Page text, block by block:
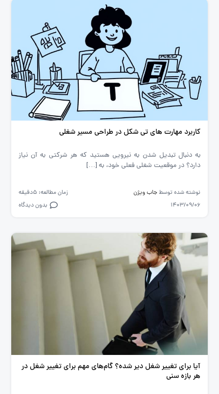
کاربرد مهارت های تی شکل در طراحی مسیر شغلی
به دنبال تبدیل شدن به نیرویی هستید که هر شرکتی به آن نیاز
دارد؟ در موقعیت شغلی فعلی خود، به […]
نوشته شده توسط جاب ویژن
زمان مطالعه: 5دقیقه
1403/09/06
بدون دیدگاه
آیا برای تغییر شغل دیر شده؟ گام‌های مهم برای تغییر شغل در
هر بازه سنی